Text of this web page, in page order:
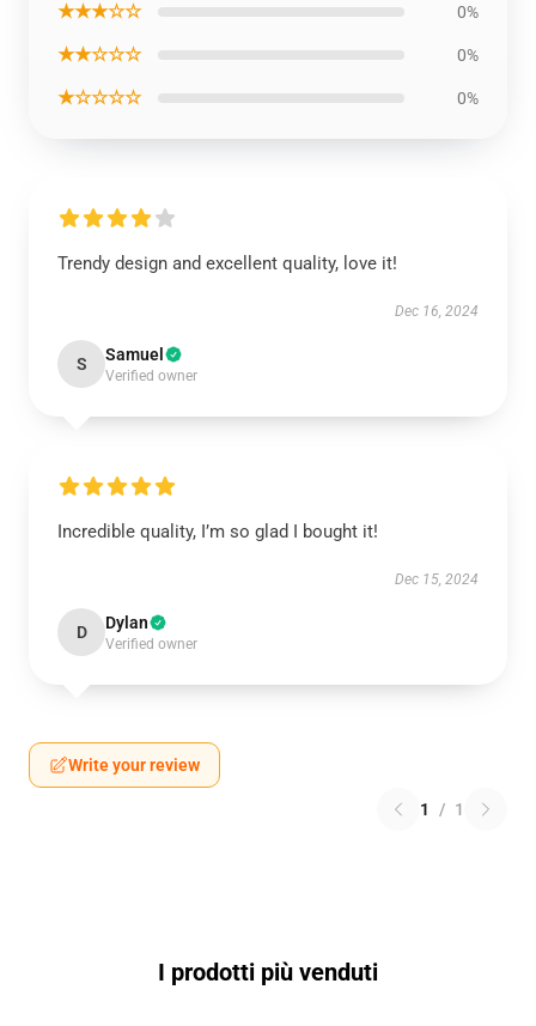
★★★☆☆ 0%
★★☆☆☆ 0%
★☆☆☆☆ 0%
Trendy design and excellent quality, love it!
Dec 16, 2024
S Samuel
Verified owner
Incredible quality, I’m so glad I bought it!
Dec 15, 2024
D Dylan
Verified owner
Write your review
1 / 1
I prodotti più venduti